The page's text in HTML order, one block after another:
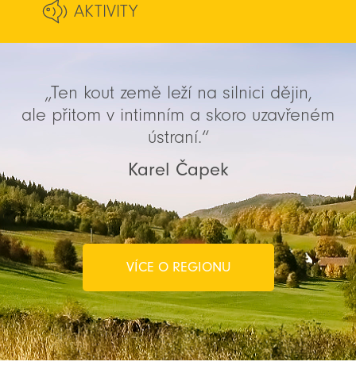
AKTIVITY
„Ten kout země leží na silnici dějin,
ale přitom v intimním a skoro uzavřeném
ústraní.“
Karel Čapek
VÍCE O REGIONU